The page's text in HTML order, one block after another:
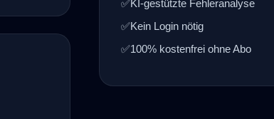
✅KI-gestützte Fehleranalyse
✅Kein Login nötig
✅100% kostenfrei ohne Abo